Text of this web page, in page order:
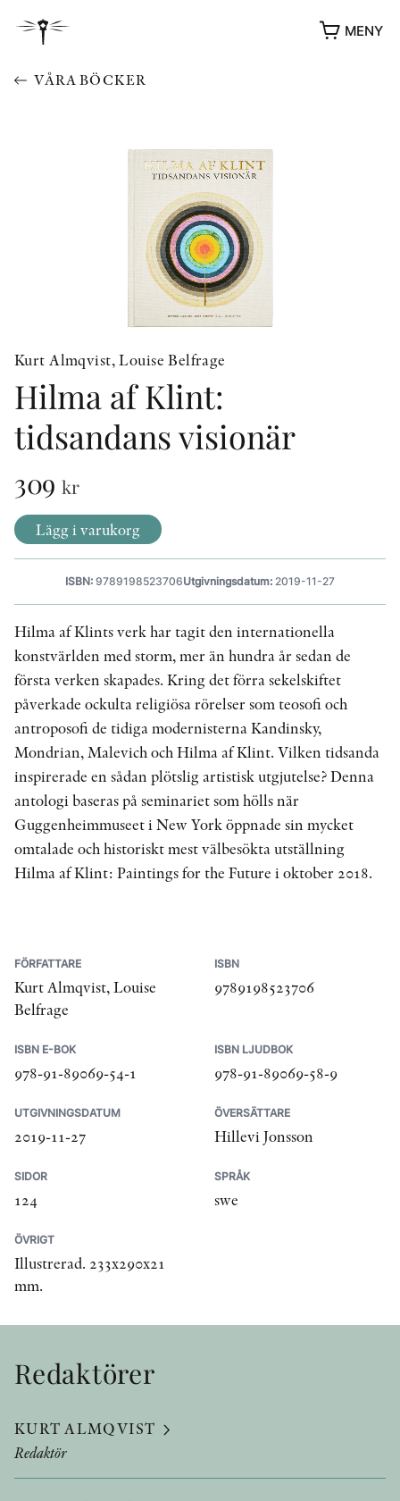
MENY
YUKIKO OCH PATRIK MÖTER
VÅRA BÖCKER
Kurt Almqvist, Louise Belfrage
Hilma af Klint:
tidsandans visionär
309 kr
Lägg i varukorg
ISBN: 9789198523706Utgivningsdatum: 2019-11-27
Hilma af Klints verk har tagit den internationella
konstvärlden med storm, mer än hundra år sedan de
första verken skapades. Kring det förra sekelskiftet
påverkade ockulta religiösa rörelser som teosofi och
antroposofi de tidiga modernisterna Kandinsky,
Mondrian, Malevich och Hilma af Klint. Vilken tidsanda
inspirerade en sådan plötslig artistisk utgjutelse? Denna
antologi baseras på seminariet som hölls när
Guggenheimmuseet i New York öppnade sin mycket
omtalade och historiskt mest välbesökta utställning
Hilma af Klint: Paintings for the Future i oktober 2018.
FÖRFATTARE
Kurt Almqvist, Louise
Belfrage
ISBN
9789198523706
ISBN E-BOK
978-91-89069-54-1
ISBN LJUDBOK
978-91-89069-58-9
UTGIVNINGSDATUM
2019-11-27
ÖVERSÄTTARE
Hillevi Jonsson
SIDOR
124
SPRÅK
swe
ÖVRIGT
Illustrerad. 233x290x21
mm.
Redaktörer
KURT ALMQVIST
Redaktör